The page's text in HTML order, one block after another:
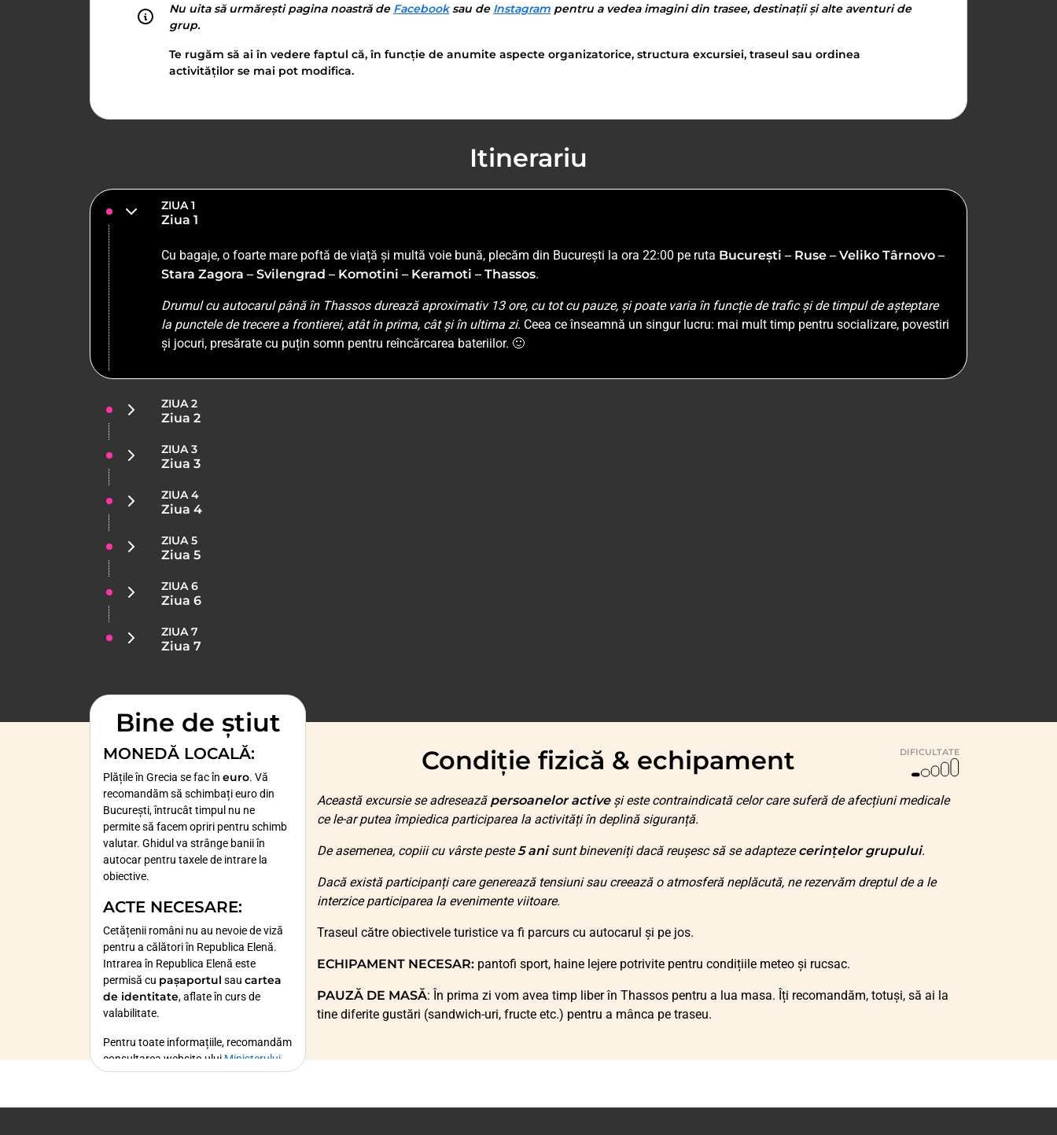
Nu uita să urmărești pagina noastră de Facebooksau de Instagram pentru a vedea imagini din trasee, destinații și alte aventuri de
grup.
Te rugăm să ai în vedere faptul că, în funcție de anumite aspecte organizatorice, structura excursiei, traseul sau ordinea
activităților se mai pot modifica.
Itinerariu
ZIUA 1
Ziua 1
Cu bagaje, o foarte mare poftă de viață și multă voie bună, plecăm din București la ora 22:00 pe ruta București – Ruse – Veliko Târnovo –
Stara Zagora – Svilengrad – Komotini – Keramoti – Thassos.
Drumul cu autocarul până în Thassos durează aproximativ 13 ore, cu tot cu pauze, și poate varia în funcție de trafic și de timpul de așteptare
la punctele de trecere a frontierei, atât în prima, cât și în ultima zi. Ceea ce înseamnă un singur lucru: mai mult timp pentru socializare, povestiri
și jocuri, presărate cu puțin somn pentru reîncărcarea bateriilor. 🙂
ZIUA 2
Ziua 2
ZIUA 3
Ziua 3
ZIUA 4
Ziua 4
ZIUA 5
Ziua 5
ZIUA 6
Ziua 6
ZIUA 7
Ziua 7
Bine de știut
MONEDĂ LOCALĂ:
Plățile în Grecia se fac în euro. Vă
recomandăm să schimbați euro din
București, întrucât timpul nu ne
permite să facem opriri pentru schimb
valutar. Ghidul va strânge banii în
autocar pentru taxele de intrare la
obiective.
ACTE NECESARE:
Cetățenii români nu au nevoie de viză
pentru a călători în Republica Elenă.
Intrarea în Republica Elenă este
permisă cu pașaportul sau cartea
de identitate, aflate în curs de
valabilitate.
Pentru toate informațiile, recomandăm
consultarea website-ului Ministerului
Afacerilor Externe.
MINORI
Condiție fizică & echipament DIFICULTATE
Această excursie se adresează persoanelor activeși este contraindicată celor care suferă de afecțiuni medicale
ce le-ar putea împiedica participarea la activități în deplină siguranță.
De asemenea, copiii cu vârste peste5 anisunt bineveniți dacă reușesc să se adaptezecerințelor grupului.
Dacă există participanți care generează tensiuni sau creează o atmosferă neplăcută, ne rezervăm dreptul de a le
interzice participarea la evenimente viitoare.
Traseul către obiectivele turistice va fi parcurs cu autocarul și pe jos.
ECHIPAMENT NECESAR: pantofi sport, haine lejere potrivite pentru condițiile meteo și rucsac.
PAUZĂ DE MASĂ: În prima zi vom avea timp liber în Thassos pentru a lua masa. Îți recomandăm, totuși, să ai la
tine diferite gustări (sandwich-uri, fructe etc.) pentru a mânca pe traseu.